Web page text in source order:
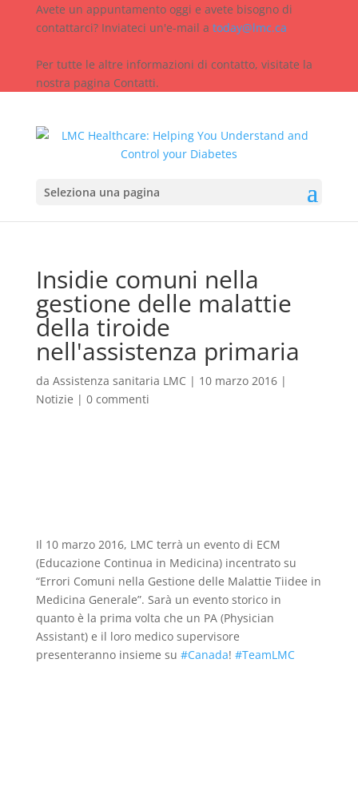
Avete un appuntamento oggi e avete bisogno di
contattarci? Inviateci un'e-mail a today@lmc.ca
Per tutte le altre informazioni di contatto, visitate la
nostra pagina Contatti.
Seleziona una pagina
Insidie comuni nella
gestione delle malattie
della tiroide
nell'assistenza primaria
da Assistenza sanitaria LMC | 10 marzo 2016|
Notizie | 0 commenti
Il 10 marzo 2016, LMC terrà un evento di ECM
(Educazione Continua in Medicina) incentrato su
“Errori Comuni nella Gestione delle Malattie Tiidee in
Medicina Generale”. Sarà un evento storico in
quanto è la prima volta che un PA (Physician
Assistant) e il loro medico supervisore
presenteranno insieme su ‪ #‎Canada! ‪#‎TeamLMC